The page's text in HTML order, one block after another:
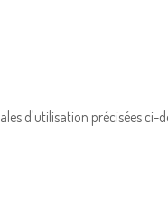
d'utilisation précisées